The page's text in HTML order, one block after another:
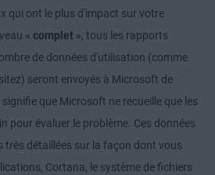
qui ont le plus d'impact sur votre
« complet » , tous les rapports
de données d'utilisation (comme
seront envoyés à Microsoft de
que Microsoft ne recueille que les
pour évaluer le problème. Ces données
détaillées sur la façon dont vous
Cortana, le système de fichiers